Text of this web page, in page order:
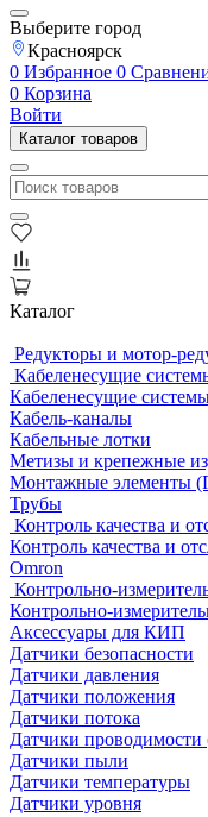
Выберите город
Красноярск
0 Избранное 0
0 Корзина
Войти
Каталог товаров
Каталог
Редукторы и мотор-
Кабеленесущие
Кабеленесущие
Кабель-каналы
Кабельные лотки
Метизы и крепежные
Монтажные элементы
Трубы
Контроль качества и
Контроль качества и
Omron
Контрольно-
Контрольно-
Аксессуары для КИП
Датчики безопасности
Датчики давления
Датчики положения
Датчики потока
Датчики проводимости
Датчики пыли
Датчики температуры
Датчики уровня